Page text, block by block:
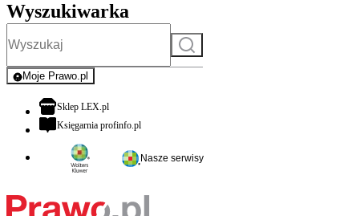
Wyszukiwarka
Szukaj
Moje Prawo.pl
- rejestracja i logowanie do serwisu
Sklep LEX.plotwiera się w nowej karcie
Księgarnia profinfo.plotwiera się w nowej karcie
Nasze serwisy